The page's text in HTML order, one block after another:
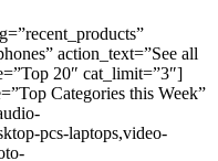
action_text=”See all
20″ cat_limit=”3″]
Categories this Week”
pcs-laptops,video-